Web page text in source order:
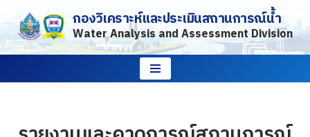
Skip
to
กองวิเคราะห์และประเมินสถานการณ์น้ำ
Water Analysis and Assessment Division